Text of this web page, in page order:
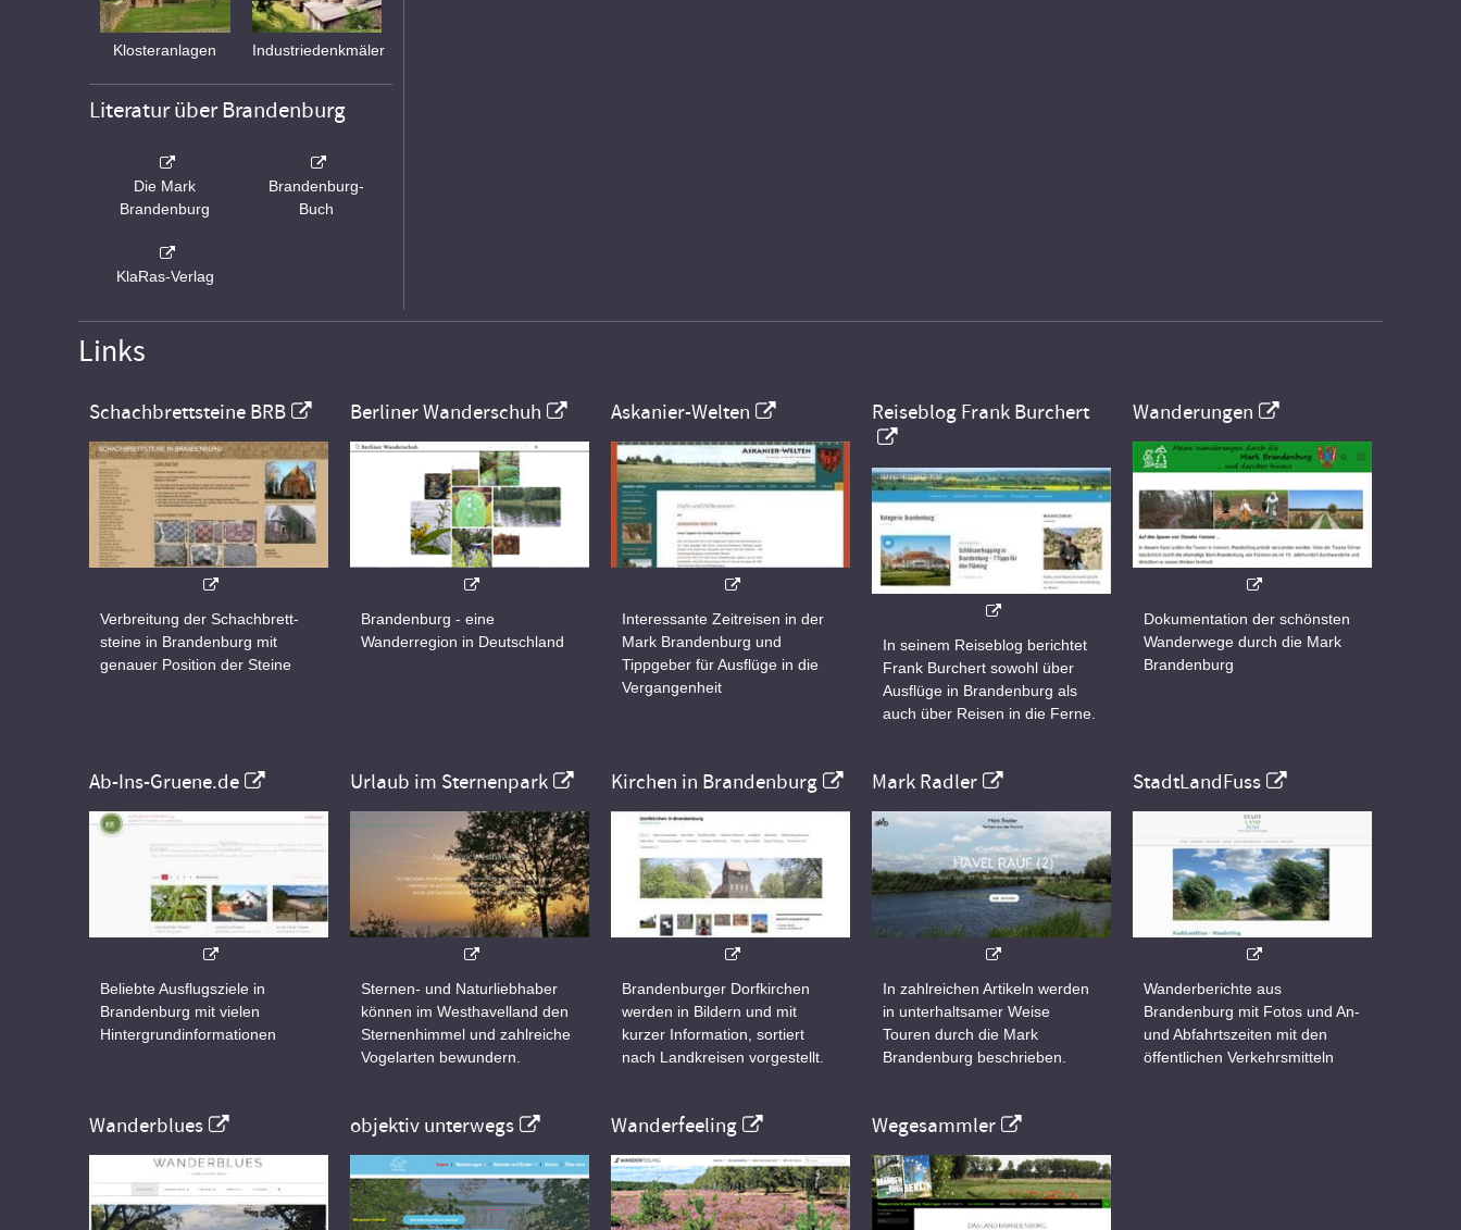
Klosteranlagen Industriedenkmäler
Literatur über Brandenburg
Die Mark
Brandenburg
Brandenburg-
Buch
KlaRas-Verlag
Links
Schachbrettsteine BRB
Verbreitung der Schachbrett-
steine in Brandenburg mit
genauer Position der Steine
Berliner Wanderschuh
Brandenburg - eine
Wanderregion in Deutschland
Askanier-Welten
Interessante Zeitreisen in der
Mark Brandenburg und
Tippgeber für Ausflüge in die
Vergangenheit
Reiseblog Frank Burchert
In seinem Reiseblog berichtet
Frank Burchert sowohl über
Ausflüge in Brandenburg als
auch über Reisen in die Ferne.
Wanderungen
Dokumentation der schönsten
Wanderwege durch die Mark
Brandenburg
Ab-Ins-Gruene.de
Beliebte Ausflugsziele in
Brandenburg mit vielen
Hintergrundinformationen
Urlaub im Sternenpark
Sternen- und Naturliebhaber
können im Westhavelland den
Sternenhimmel und zahlreiche
Vogelarten bewundern.
Kirchen in Brandenburg
Brandenburger Dorfkirchen
werden in Bildern und mit
kurzer Information, sortiert
nach Landkreisen vorgestellt.
Mark Radler
In zahlreichen Artikeln werden
in unterhaltsamer Weise
Touren durch die Mark
Brandenburg beschrieben.
StadtLandFuss
Wanderberichte aus
Brandenburg mit Fotos und An-
und Abfahrtszeiten mit den
öffentlichen Verkehrsmitteln
Wanderblues objektiv unterwegs Wanderfeeling Wegesammler